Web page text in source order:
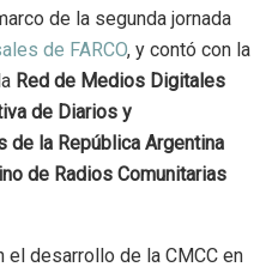
de la segunda jornada
de FARCO, y contó con la
Red de Medios Digitales
de Diarios y
de la República Argentina
de Radios Comunitarias
el desarrollo de la CMCC en